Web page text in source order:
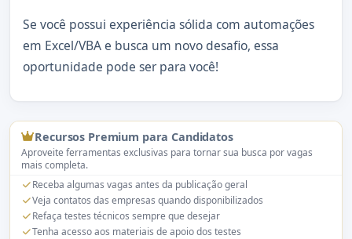
Se você possui experiência sólida com automações
em Excel/VBA e busca um novo desafio, essa
oportunidade pode ser para você!
Recursos Premium para Candidatos
Aproveite ferramentas exclusivas para tornar sua busca por vagas
mais completa.
Receba algumas vagas antes da publicação geral
Veja contatos das empresas quando disponibilizados
Refaça testes técnicos sempre que desejar
Tenha acesso aos materiais de apoio dos testes